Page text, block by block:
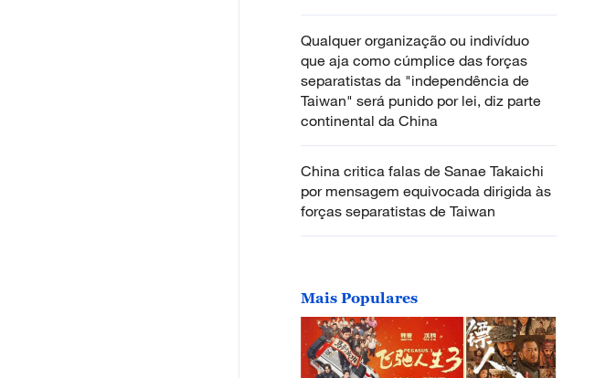
Qualquer organização ou indivíduo
que aja como cúmplice das forças
separatistas da "independência de
Taiwan" será punido por lei, diz parte
continental da China
China critica falas de Sanae Takaichi
por mensagem equivocada dirigida às
forças separatistas de Taiwan
Mais Populares